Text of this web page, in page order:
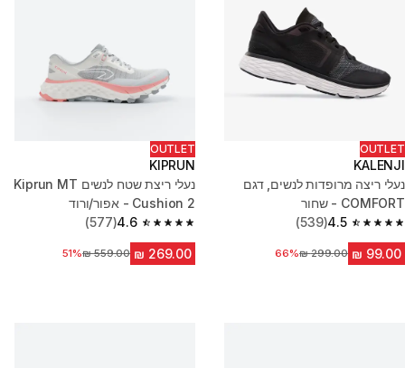
OUTLET
KALENJI
נעלי ריצה מרופדות לנשים, דגם
COMFORT - שחור
4.5
4.5 out of 5 stars from 539 reviews
(539)
מחיר לפני הנחה‏299.00 ₪
66%
OUTLET
KIPRUN
נעלי ריצת שטח לנשים Kiprun MT
Cushion 2 - אפור/ורוד
4.6
4.6 out of 5 stars from 577 reviews
(577)
מחיר לפני הנחה
51%